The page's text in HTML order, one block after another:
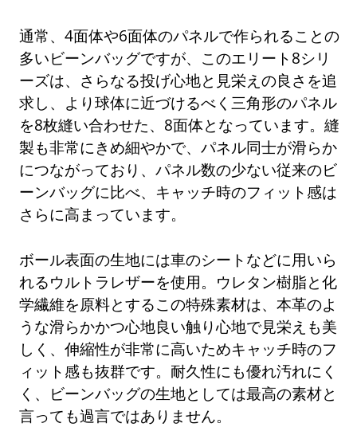
通常、4面体や6面体のパネルで作られることの
多いビーンバッグですが、このエリート8シリ
ーズは、さらなる投げ心地と見栄えの良さを追
求し、より球体に近づけるべく三角形のパネル
を8枚縫い合わせた、8面体となっています。縫
製も非常にきめ細やかで、パネル同士が滑らか
につながっており、パネル数の少ない従来のビ
ーンバッグに比べ、キャッチ時のフィット感は
さらに高まっています。
ボール表面の生地には車のシートなどに用いら
れるウルトラレザーを使用。ウレタン樹脂と化
学繊維を原料とするこの特殊素材は、本革のよ
うな滑らかかつ心地良い触り心地で見栄えも美
しく、伸縮性が非常に高いためキャッチ時のフ
ィット感も抜群です。耐久性にも優れ汚れにく
く、ビーンバッグの生地としては最高の素材と
言っても過言ではありません。